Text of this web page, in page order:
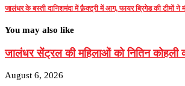
जालंधर के बस्ती दानिशमंदा में फ़ैक्ट्री में आग, फायर ब्रिगेड की टीमों ने
You may also like
जालंधर सेंट्रल की महिलाओं को नितिन कोहली
August 6, 2026